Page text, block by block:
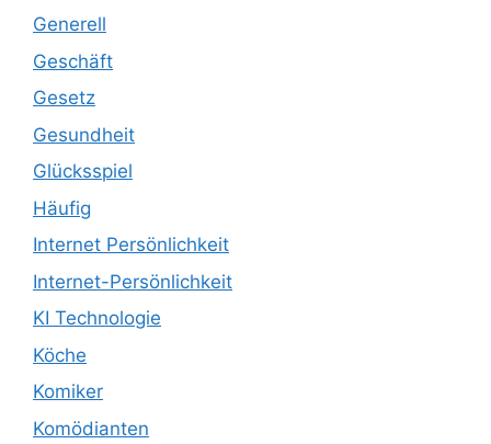
Generell
Geschäft
Gesetz
Gesundheit
Glücksspiel
Häufig
Internet Persönlichkeit
Internet-Persönlichkeit
KI Technologie
Köche
Komiker
Komödianten